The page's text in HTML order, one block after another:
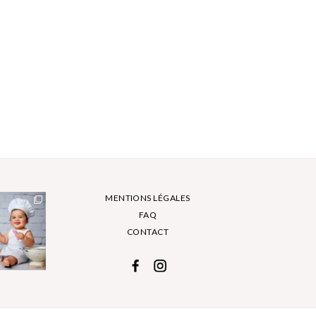
MENTIONS LÉGALES
FAQ
CONTACT